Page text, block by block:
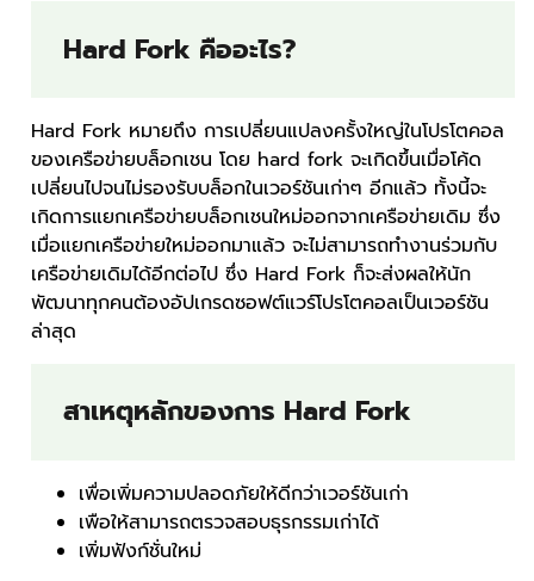
Hard Fork คืออะไร?
Hard Fork หมายถึง การเปลี่ยนแปลงครั้งใหญ่ในโปรโตคอล
ของเครือข่ายบล็อกเชน โดย hard fork จะเกิดขึ้นเมื่อโค้ด
เปลี่ยนไปจนไม่รองรับบล็อกในเวอร์ชันเก่าๆ อีกแล้ว ทั้งนี้จะ
เกิดการแยกเครือข่ายบล็อกเชนใหม่ออกจากเครือข่ายเดิม ซึ่ง
เมื่อแยกเครือข่ายใหม่ออกมาแล้ว จะไม่สามารถทำงานร่วมกับ
เครือข่ายเดิมได้อีกต่อไป ซึ่ง Hard Fork ก็จะส่งผลให้นัก
พัฒนาทุกคนต้องอัปเกรดซอฟต์แวร์โปรโตคอลเป็นเวอร์ชัน
ล่าสุด
สาเหตุหลักของการ Hard Fork
เพื่อเพิ่มความปลอดภัยให้ดีกว่าเวอร์ชันเก่า
เพือให้สามารถตรวจสอบธุรกรรมเก่าได้
เพิ่มฟังก์ชั่นใหม่